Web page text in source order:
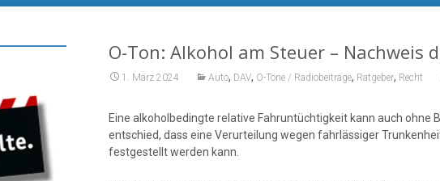
O-Ton: Alkohol am Steuer – Nachweis
1. März 2024 Auto, DAV, O-Töne / Radiobeiträge, Ratgeber, Recht
Eine alkoholbedingte relative Fahruntüchtigkeit kann auch
entschied, dass eine Verurteilung wegen fahrlässiger
festgestellt werden kann.